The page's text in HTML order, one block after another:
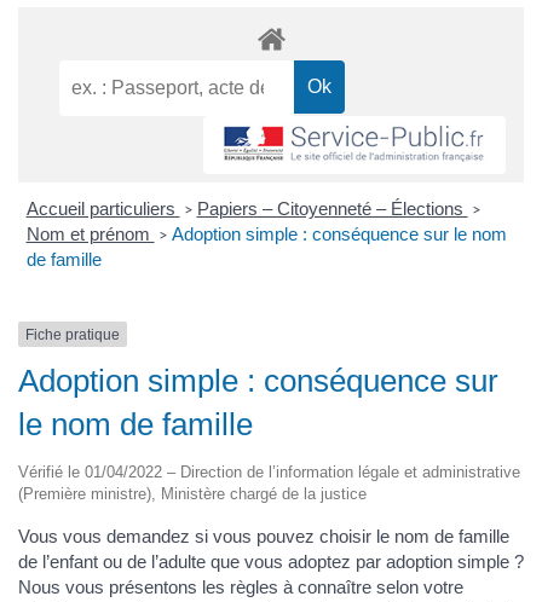
Accueil particuliers > Papiers – Citoyenneté – Élections >
Nom et prénom > Adoption simple : conséquence sur le nom
de famille
Fiche pratique
Adoption simple : conséquence sur
le nom de famille
Vérifié le 01/04/2022 – Direction de l’information légale et administrative
(Première ministre), Ministère chargé de la justice
Vous vous demandez si vous pouvez choisir le nom de famille
de l’enfant ou de l’adulte que vous adoptez par adoption simple ?
Nous vous présentons les règles à connaître selon votre